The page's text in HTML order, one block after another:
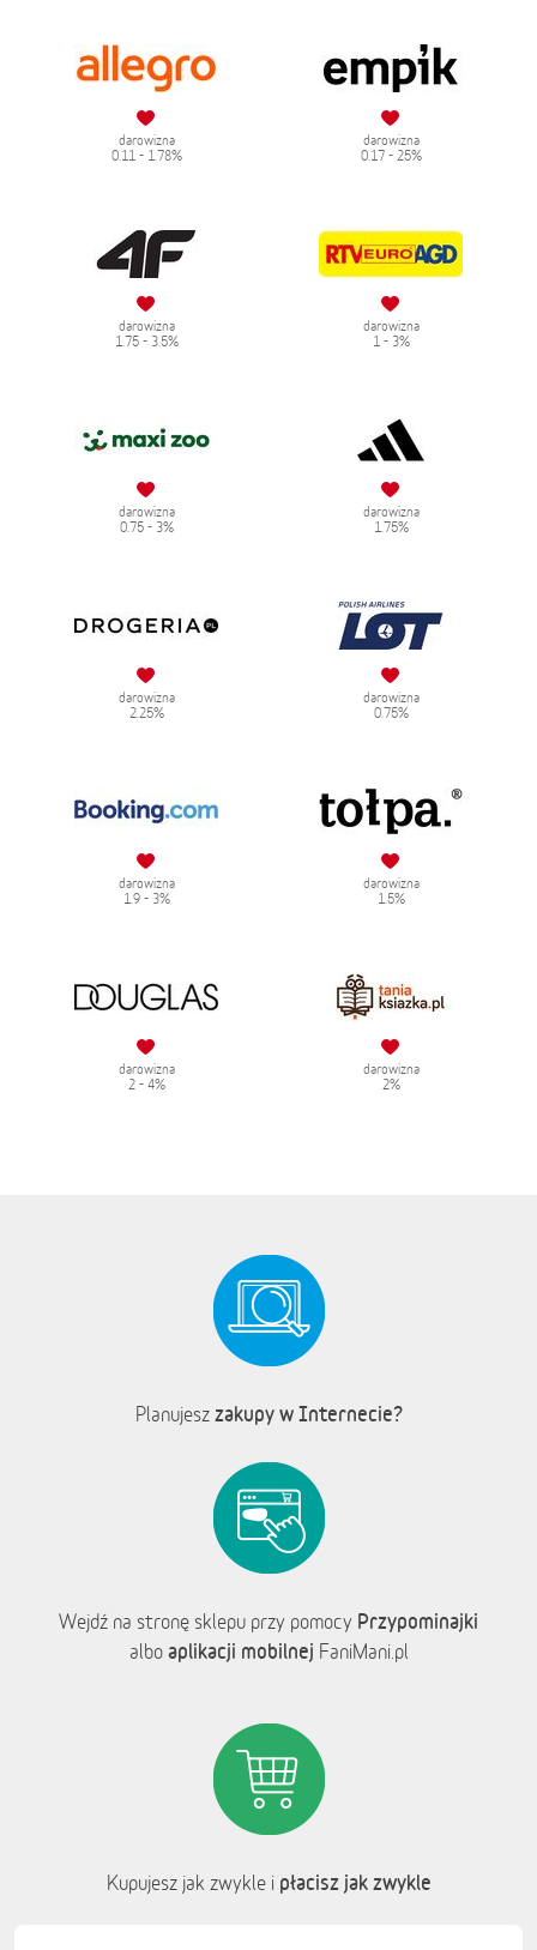
darowizna
0.11 - 1.78%
darowizna
0.17 - 25%
darowizna
1.75 - 3.5%
darowizna
1 - 3%
darowizna
0.75 - 3%
darowizna
1.75%
darowizna
2.25%
darowizna
0.75%
darowizna
1.9 - 3%
darowizna
1.5%
darowizna
2 - 4%
darowizna
2%
Planujesz zakupy w Internecie?
Wejdź na stronę sklepu przy pomocy Przypominajki
albo aplikacji mobilnej FaniMani.pl
Kupujesz jak zwykle i płacisz jak zwykle